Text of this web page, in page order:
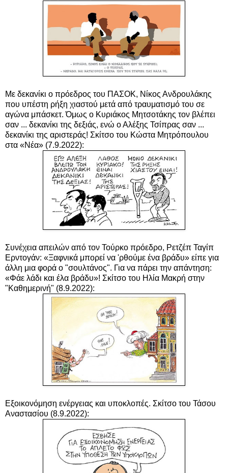
Με δεκανίκι ο πρόεδρος του ΠΑΣΟΚ, Νίκος Ανδρουλάκης
που υπέστη ρήξη χιαστού μετά από τραυματισμό του σε
αγώνα μπάσκετ. Όμως ο Κυριάκος Μητσοτάκης τον βλέπει
σαν ... δεκανίκι της δεξιάς, ενώ ο Αλέξης Τσίπρας σαν ...
δεκανίκι της αριστεράς! Σκίτσο του Κώστα Μητρόπουλου
στα «Νέα» (7.9.2022):
Συνέχεια απειλών από τον Τούρκο πρόεδρο, Ρετζέπ Ταγίπ
Ερντογάν: «Ξαφνικά μπορεί να 'ρθούμε ένα βράδυ» είπε για
άλλη μια φορά ο "σουλτάνος". Για να πάρει την απάντηση:
«Φάε λάδι και έλα βράδυ»! Σκίτσο του Ηλία Μακρή στην
"Καθημερινή" (8.9.2022):
Εξοικονόμηση ενέργειας και υποκλοπές. Σκίτσο του Τάσου
Αναστασίου (8.9.2022):